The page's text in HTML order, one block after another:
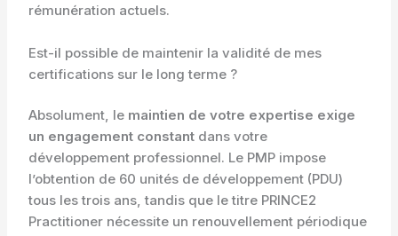
rémunération actuels.
Est-il possible de maintenir la validité de mes
certifications sur le long terme ?
Absolument, le maintien de votre expertise exige
un engagement constant dans votre
développement professionnel. Le PMP impose
l’obtention de 60 unités de développement (PDU)
tous les trois ans, tandis que le titre PRINCE2
Practitioner nécessite un renouvellement périodique